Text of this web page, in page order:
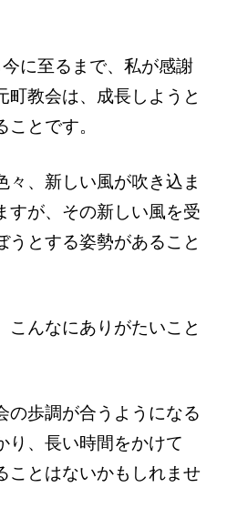
に至るまで、私が感謝
町教会は、成長しようと
とです。
々、新しい風が吹き込ま
すが、その新しい風を受
うとする姿勢があること
こんなにありがたいこと
の歩調が合うようになる
り、長い時間をかけて
ことはないかもしれませ